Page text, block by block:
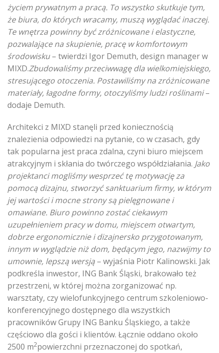
życiem prywatnym a pracą. To wszystko skutkuje tym,
że biura, do których wracamy, muszą wyglądać inaczej.
Te wnętrza powinny być zróżnicowane i elastyczne,
pozwalające na skupienie, pracę w komfortowym
środowisku– twierdzi Igor Demuth, design manager w
MIXD.Zbudowaliśmy przeciwwagę dla wielkomiejskiego,
stresującego otoczenia. Postawiliśmy na zróżnicowane
materiały, łagodne formy, otoczyliśmy ludzi roślinami–
dodaje Demuth.
Architekci z MIXD stanęli przed koniecznością
znalezienia odpowiedzi na pytanie, co w czasach, gdy
tak popularna jest praca zdalna, czyni biuro miejscem
atrakcyjnym i skłania do twórczego współdziałania. Jako
projektanci mogliśmy wesprzeć tę motywację za
pomocą dizajnu, stworzyć sanktuarium firmy, w którym
jej wartości i mocne strony są pielęgnowane i
omawiane. Biuro powinno zostać ciekawym
uzupełnieniem pracy w domu, miejscem otwartym,
dobrze ergonomicznie i dizajnersko przygotowanym,
innym w wyglądzie niż dom, będącym jego, nazwijmy to
umownie, lepszą wersją – wyjaśnia Piotr Kalinowski. Jak
podkreśla inwestor, ING Bank Śląski, brakowało też
przestrzeni, w której można zorganizować np.
warsztaty, czy wielofunkcyjnego centrum szkoleniowo-
konferencyjnego dostępnego dla wszystkich
pracowników Grupy ING Banku Śląskiego, a także
częściowo dla gości i klientów. Łącznie oddano około
2500 m2powierzchni przeznaczonej do spotkań,